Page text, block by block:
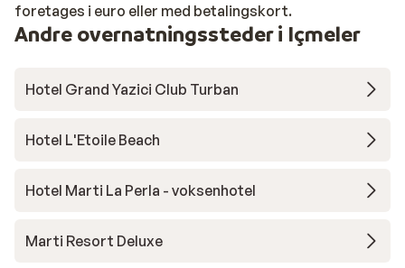
foretages i euro eller med betalingskort.
Andre overnatningssteder i Içmeler
Hotel Grand Yazici Club Turban
Hotel L'Etoile Beach
Hotel Marti La Perla - voksenhotel
Marti Resort Deluxe